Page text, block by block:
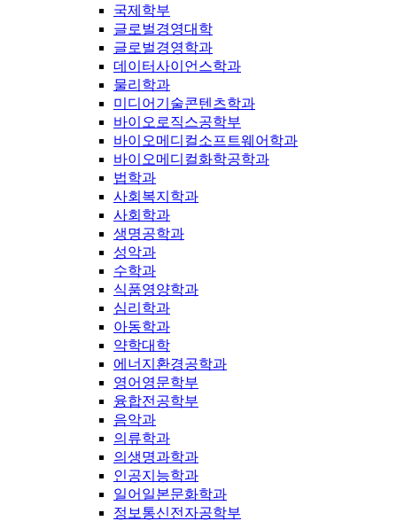
국제학부
글로벌경영대학
글로벌경영학과
데이터사이언스학과
물리학과
미디어기술콘텐츠학과
바이오로직스공학부
바이오메디컬소프트웨어학과
바이오메디컬화학공학과
법학과
사회복지학과
사회학과
생명공학과
성악과
수학과
식품영양학과
심리학과
아동학과
약학대학
에너지환경공학과
영어영문학부
융합전공학부
음악과
의류학과
의생명과학과
인공지능학과
일어일본문화학과
정보통신전자공학부